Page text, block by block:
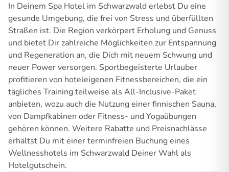
In Deinem Spa Hotel im Schwarzwald erlebst Du eine
gesunde Umgebung, die frei von Stress und überfüllten
Straßen ist. Die Region verkörpert Erholung und Genuss
und bietet Dir zahlreiche Möglichkeiten zur Entspannung
und Regeneration an, die Dich mit neuem Schwung und
neuer Power versorgen. Sportbegeisterte Urlauber
profitieren von hoteleigenen Fitnessbereichen, die ein
tägliches Training teilweise als All-Inclusive-Paket
anbieten, wozu auch die Nutzung einer finnischen Sauna,
von Dampfkabinen oder Fitness- und Yogaübungen
gehören können. Weitere Rabatte und Preisnachlässe
erhältst Du mit einer terminfreien Buchung eines
Wellnesshotels im Schwarzwald Deiner Wahl als
Hotelgutschein.